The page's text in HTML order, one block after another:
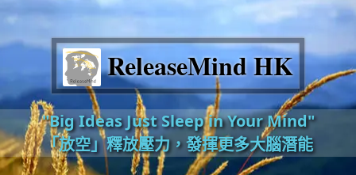
ReleaseMind HK
"Big Ideas Just Sleep in Your Mind"
「放空」釋放壓力，發揮更多大腦潛能